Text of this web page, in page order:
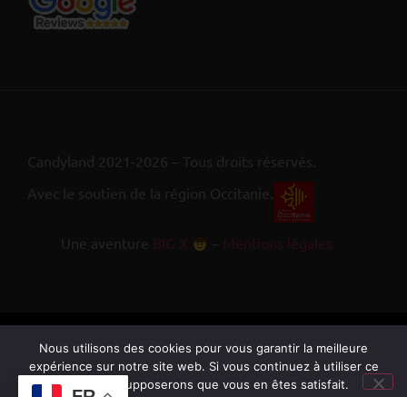
Candyland 2021-2026 – Tous droits réservés.
Avec le soutien de la région Occitanie.
Une aventure BIG X – Mentions légales
Nous utilisons des cookies pour vous garantir la meilleure
expérience sur notre site web. Si vous continuez à utiliser ce
site, nous supposerons que vous en êtes satisfait.